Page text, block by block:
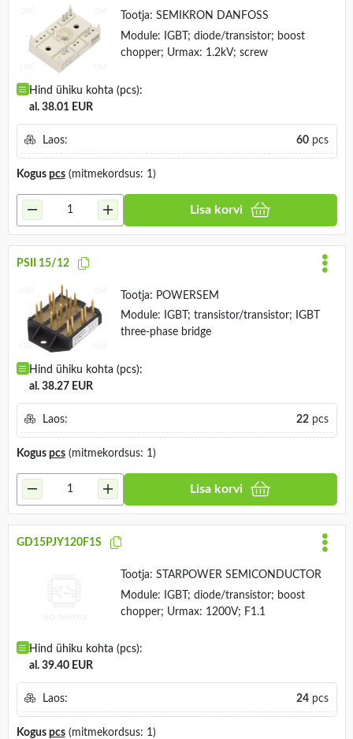
Tootja: SEMIKRON DANFOSS
Module: IGBT; diode/transistor; boost
chopper; Urmax: 1.2kV; screw
Hind ühiku kohta (pcs):
al. 38.01 EUR
Laos: 60pcs
Kogus pcs(mitmekordsus: 1)
Lisa korvi
PSII 15/12
Tootja: POWERSEM
Module: IGBT; transistor/transistor; IGBT
three-phase bridge
Hind ühiku kohta (pcs):
al. 38.27 EUR
Laos: 22pcs
Kogus pcs(mitmekordsus: 1)
Lisa korvi
GD15PJY120F1S
Tootja: STARPOWER SEMICONDUCTOR
Module: IGBT; diode/transistor; boost
chopper; Urmax: 1200V; F1.1
Hind ühiku kohta (pcs):
al. 39.40 EUR
Laos: 24pcs
Kogus pcs(mitmekordsus: 1)